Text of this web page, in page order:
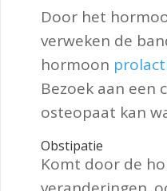
Door het
verweken de
hormoon
Bezoek aan een
osteopaat kan
Obstipatie
Komt door de